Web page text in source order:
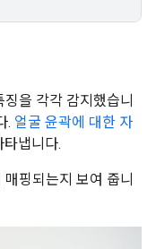
을 각각 감지했습니
. 얼굴 윤곽에 대한 자
타냅니다.
핑되는지 보여 줍니